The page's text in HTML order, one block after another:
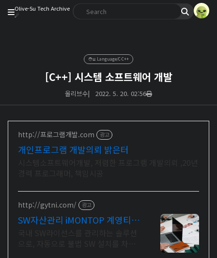
Olive-Su Tech Archive
☄︎
🧑‍💻 Language/C·C++
[C++] 시스템 소프트웨어 개발
올리브수| 2022. 5. 20. 02:56
http://프로그램개발.com 광고
개인프로그램 개발의뢰 밝은터
http://gytni.com/ 광고
SW자산관리 iMONTOP 계영티앤